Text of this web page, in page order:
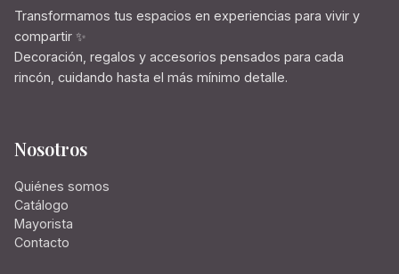
Transformamos tus espacios en experiencias para vivir y
compartir ✨
Decoración, regalos y accesorios pensados para cada
rincón, cuidando hasta el más mínimo detalle.
Nosotros
Quiénes somos
Catálogo
Mayorista
Contacto